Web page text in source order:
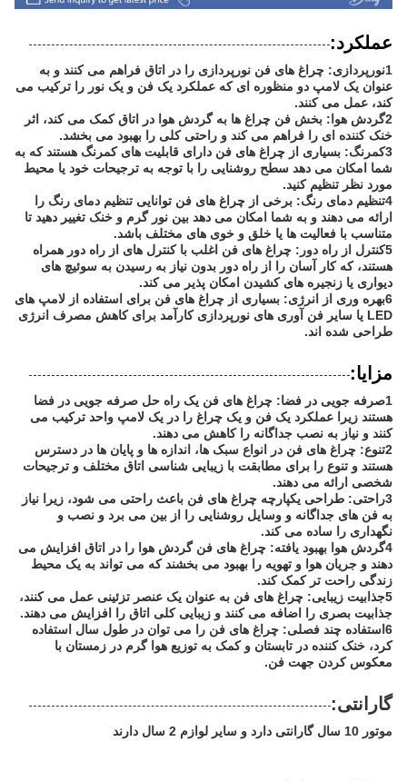
عملکرد:
1نورپردازی: چراغ های فن نورپردازی را در اتاق فراهم می کنند و به
عنوان یک لامپ دو منظوره ای که عملکرد یک فن و یک نور را ترکیب می
کند، عمل می کنند.
2گردش هوا: بخش فن چراغ ها به گردش هوا در اتاق کمک می کند، اثر
خنک کننده ای را فراهم می کند و راحتی کلی را بهبود می بخشد.
3کمرنگ: بسیاری از چراغ های فن دارای قابلیت های کمرنگ هستند که به
شما امکان می دهد سطح روشنایی را با توجه به ترجیحات خود یا محیط
مورد نظر تنظیم کنید.
4تنظیم دمای رنگ: برخی از چراغ های فن توانایی تنظیم دمای رنگ را
ارائه می دهند و به شما امکان می دهد بین نور گرم و خنک تغییر دهید تا
متناسب با فعالیت ها یا خلق و خوی های مختلف باشد.
5کنترل از راه دور: چراغ های فن اغلب با کنترل های از راه دور همراه
هستند، که کار آسان را از راه دور بدون نیاز به رسیدن به سوئیچ های
دیواری یا زنجیره های کشیدن امکان پذیر می کند.
6بهره وری از انرژی: بسیاری از چراغ های فن برای استفاده از لامپ های
LED یا سایر فن آوری های نورپردازی کارآمد برای کاهش مصرف انرژی
طراحی شده اند.
مزایا:
1صرفه جویی در فضا: چراغ های فن یک راه حل صرفه جویی در فضا
هستند زیرا عملکرد یک فن و یک چراغ را در یک لامپ واحد ترکیب می
کنند و نیاز به نصب جداگانه را کاهش می دهند.
2تنوع: چراغ های فن در انواع سبک ها، اندازه ها و پایان ها در دسترس
هستند و تنوع را برای مطابقت با زیبایی شناسی اتاق مختلف و ترجیحات
شخصی ارائه می دهند.
3راحتی: طراحی یکپارچه چراغ های فن باعث راحتی می شود، زیرا نیاز
به فن های جداگانه و وسایل روشنایی را از بین می برد و نصب و
نگهداری را ساده می کند.
4گردش هوا بهبود یافته: چراغ های فن گردش هوا را در اتاق افزایش می
دهند و جریان هوا و تهویه را بهبود می بخشند که می تواند به یک محیط
زندگی راحت تر کمک کند.
5جذابیت زیبایی: چراغ های فن به عنوان یک عنصر تزئینی عمل می کنند،
جذابیت بصری را اضافه می کنند و زیبایی کلی اتاق را افزایش می دهند.
6استفاده چند فصلی: چراغ های فن را می توان در طول سال استفاده
کرد، خنک کننده در تابستان و کمک به توزیع هوا گرم در زمستان با
معکوس کردن جهت فن.
گارانتی:
موتور 10 سال گارانتی دارد و سایر لوازم 2 سال دارند